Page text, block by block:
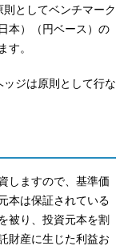
則としてベンチマーク
本）（円ベース）の
す。
ッジは原則として行な
しますので、基準価
本は保証されている
被り、投資元本を割
財産に生じた利益お